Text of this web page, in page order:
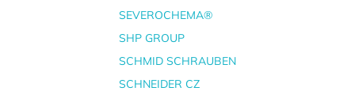
SEVEROCHEMA®
SHP GROUP
SCHMID SCHRAUBEN
SCHNEIDER CZ